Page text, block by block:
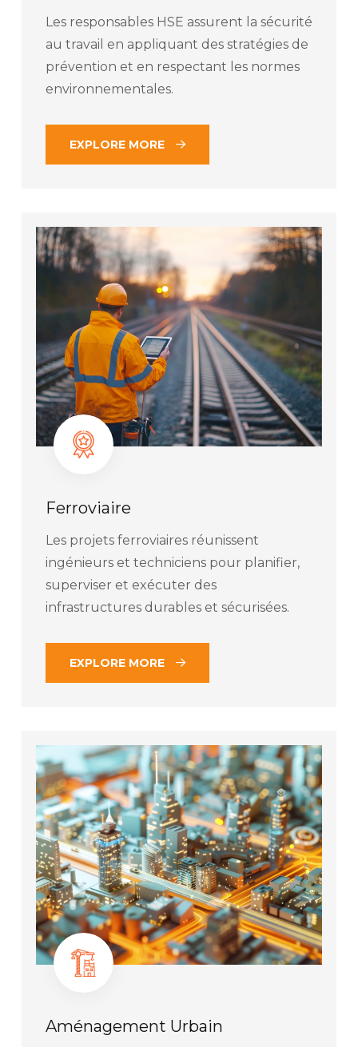
Les responsables HSE assurent la sécurité
au travail en appliquant des stratégies de
prévention et en respectant les normes
environnementales.
EXPLORE MORE
Ferroviaire
Les projets ferroviaires réunissent
ingénieurs et techniciens pour planifier,
superviser et exécuter des
infrastructures durables et sécurisées.
EXPLORE MORE
Aménagement Urbain